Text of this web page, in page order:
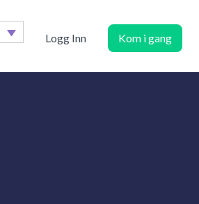
Logg Inn Kom i gang